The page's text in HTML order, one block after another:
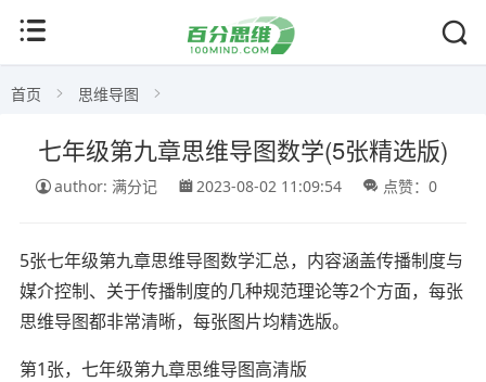
首页 思维导图
七年级第九章思维导图数学(5张精选版)
author: 满分记 2023-08-02 11:09:54 点赞：0
5张七年级第九章思维导图数学汇总，内容涵盖传播制度与
媒介控制、关于传播制度的几种规范理论等2个方面，每张
思维导图都非常清晰，每张图片均精选版。
第1张，七年级第九章思维导图高清版